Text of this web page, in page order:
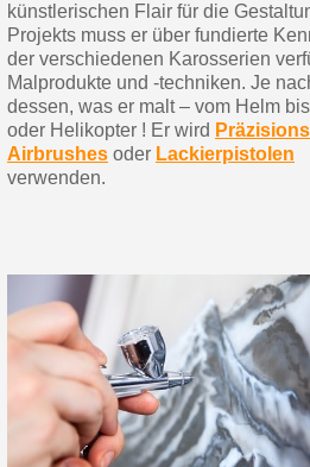
künstlerischen Flair für die
Projekts muss er über fundierte
der verschiedenen Karosserien
Malprodukte und -techniken. Je
dessen, was er malt – vom Helm
oder Helikopter ! Er wird
Airbrushesoder Lackierpistolen
verwenden.